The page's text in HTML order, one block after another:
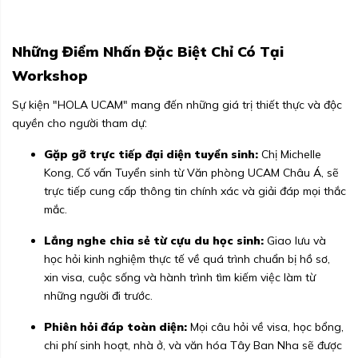
Những Điểm Nhấn Đặc Biệt Chỉ Có Tại
Workshop
Sự kiện "HOLA UCAM" mang đến những giá trị thiết thực và độc
quyền cho người tham dự:
Gặp gỡ trực tiếp đại diện tuyển sinh: Chị Michelle
Kong, Cố vấn Tuyển sinh từ Văn phòng UCAM Châu Á, sẽ
trực tiếp cung cấp thông tin chính xác và giải đáp mọi thắc
mắc.
Lắng nghe chia sẻ từ cựu du học sinh: Giao lưu và
học hỏi kinh nghiệm thực tế về quá trình chuẩn bị hồ sơ,
xin visa, cuộc sống và hành trình tìm kiếm việc làm từ
những người đi trước.
Phiên hỏi đáp toàn diện: Mọi câu hỏi về visa, học bổng,
chi phí sinh hoạt, nhà ở, và văn hóa Tây Ban Nha sẽ được